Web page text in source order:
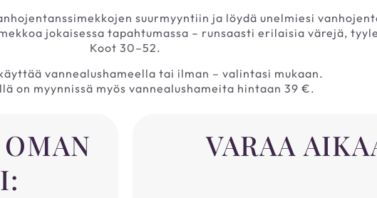
suurmyyntiin ja löydä unelmiesi
jokaisessa tapahtumassa – runsaasti erilaisia värejä,
Koot 30–52.
vannealushameella tai ilman – valintasi mukaan.
on myynnissä myös vannealushameita hintaan 39 €.
VARAA